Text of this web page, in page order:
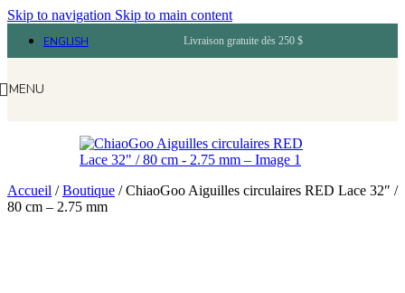
Skip to navigation Skip to main content
ENGLISH Livraison gratuite dès 250 $
MENU
Accueil /Boutique /ChiaoGoo Aiguilles circulaires RED Lace 32″ /
80 cm – 2.75 mm